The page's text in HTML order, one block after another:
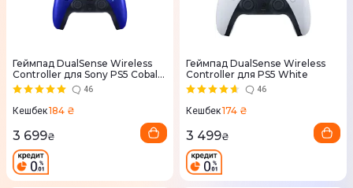
Геймпад DualSense Wireless
Controller для Sony PS5 Cobalt
Blue
46
Кешбек184 ₴
3 699₴
Геймпад DualSense Wireless
Controller для PS5 White
46
Кешбек174 ₴
3 499₴